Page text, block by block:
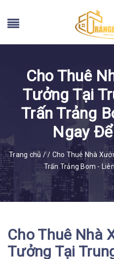
Cho Thuê
Tưởng Tại
Trấn Trảng
Ngay
Trang chủ // Cho Thuê Nhà
Trấn Trảng Bom -
Cho Thuê Nhà
Tưởng Tại